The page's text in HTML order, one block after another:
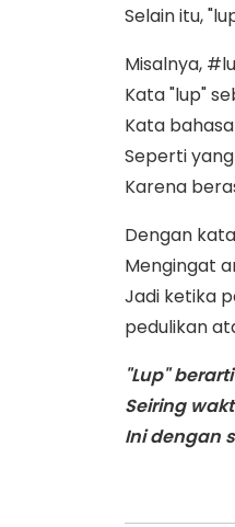
Selain itu,
Misalnya,
Kata "lup"
Kata
Seperti
Karena
Dengan
Mengingat
Jadi ketika
pedulikan
"Lup"
Seiring
Ini dengan